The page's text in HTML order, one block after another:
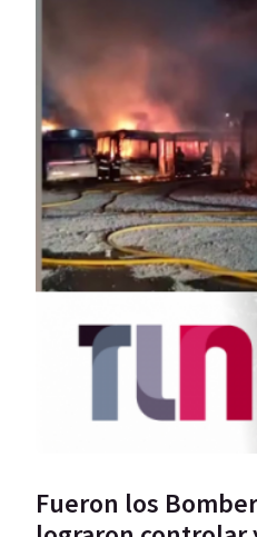
Fueron los